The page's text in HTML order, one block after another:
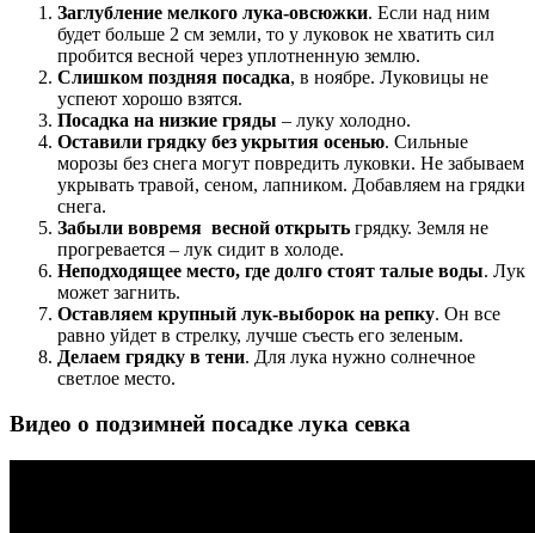
Заглубление мелкого лука-овсюжки. Если над ним
будет больше 2 см земли, то у луковок не хватить сил
пробится весной через уплотненную землю.
Слишком поздняя посадка, в ноябре. Луковицы не
успеют хорошо взятся.
Посадка на низкие гряды – луку холодно.
Оставили грядку без укрытия осенью. Сильные
морозы без снега могут повредить луковки. Не забываем
укрывать травой, сеном, лапником. Добавляем на грядки
снега.
Забыли вовремя весной открыть грядку. Земля не
прогревается – лук сидит в холоде.
Неподходящее место, где долго стоят талые воды. Лук
может загнить.
Оставляем крупный лук-выборок на репку. Он все
равно уйдет в стрелку, лучше съесть его зеленым.
Делаем грядку в тени. Для лука нужно солнечное
светлое место.
Видео о подзимней посадке лука севка